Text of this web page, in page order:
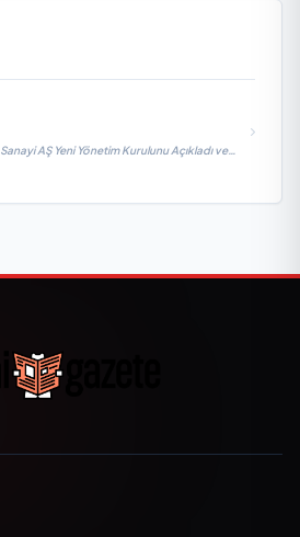
AŞ Yeni Yönetim Kurulunu Açıkladı ve
Küresel Vizyon Vurgusu